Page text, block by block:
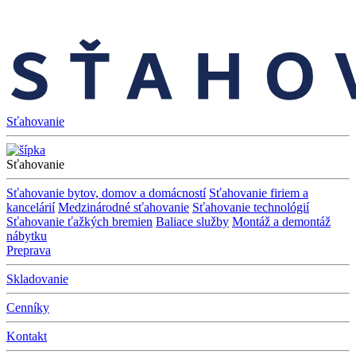
Sťahovanie
Sťahovanie
Sťahovanie bytov, domov a domácností Sťahovanie firiem a
kancelárií Medzinárodné sťahovanie Sťahovanie technológií
Sťahovanie ťažkých bremien Baliace služby Montáž a demontáž
nábytku
Preprava
Skladovanie
Cenníky
Kontakt